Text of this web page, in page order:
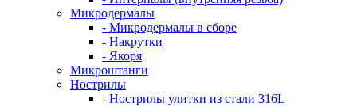
Микродермалы
- Микродермалы в сборе
- Накрутки
- Якоря
Микроштанги
Нострилы
- Нострилы улитки из стали 316L